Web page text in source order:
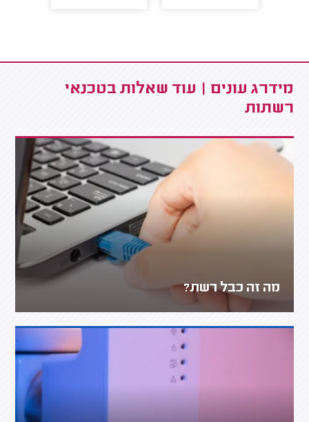
מידרג עונים | עוד שאלות בטכנאי
רשתות
מה זה כבל רשת?